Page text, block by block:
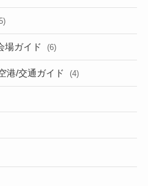
場ガイド (6)
港/交通ガイド (4)